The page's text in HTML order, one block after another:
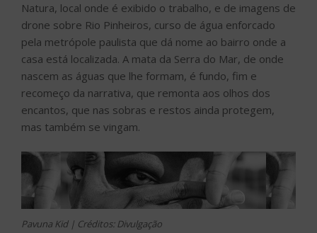
Natura, local onde é exibido o trabalho, e de imagens de
drone sobre Rio Pinheiros, curso de água enforcado
pela metrópole paulista que dá nome ao bairro onde a
casa está localizada. A mata da Serra do Mar, de onde
nascem as águas que lhe formam, é fundo, fim e
recomeço da narrativa, que remonta aos olhos dos
encantos, que nas sobras e restos ainda protegem,
mas também se vingam.
Pavuna Kid | Créditos: Divulgação